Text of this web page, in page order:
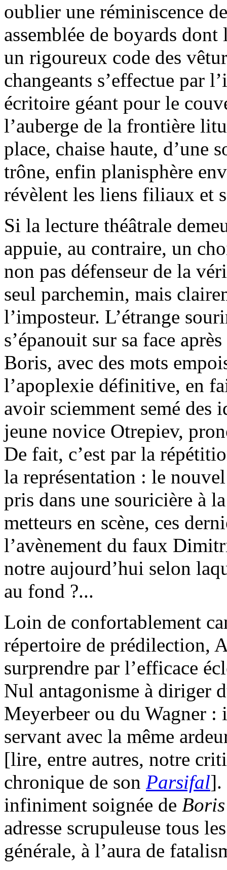
oublier une réminiscence
assemblée de boyards
un rigoureux code des
changeants s’effectue par
écritoire géant pour le
l’auberge de la frontière
place, chaise haute, d’une
trône, enfin planisphère
révèlent les liens filiaux et
Si la lecture théâtrale
appuie, au contraire, un
non pas défenseur de la
seul parchemin, mais
l’imposteur. L’étrange
s’épanouit sur sa face
Boris, avec des mots
l’apoplexie définitive, en
avoir sciemment semé des
jeune novice Otrepiev,
De fait, c’est par la
la représentation : le
pris dans une souricière à
metteurs en scène, ces
l’avènement du faux
notre aujourd’hui selon
au fond ?...
Loin de confortablement
répertoire de prédilection,
surprendre par l’efficace
Nul antagonisme à diriger
Meyerbeer ou du Wagner :
servant avec la même
[lire, entre autres, notre
chronique de son Parsifal].
infiniment soignée de
adresse scrupuleuse tous
générale, à l’aura de